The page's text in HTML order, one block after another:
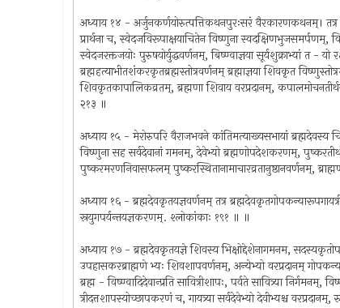
अध्याय १४ - अर्जुनकर्णयोरुत्पत्तिकथनपुरःसरं वैरकारणकथनम्। तत्र
प्रार्थना च, स्वेदजविरूपाक्षयाचितेन विष्णुना स्वदक्षिणभुजसमर्पणम्,
स्वेदजरक्तजयोः पुरुषयोर्युद्धवर्णनम्, बिष्ण्वाज्ञया सूर्यशुक्राभ्यां त -
ब्रह्महत्याभीतशंकरकृतब्रह्मस्तोत्रवर्णनम् ब्रह्माज्ञया शिवकृत
शिवकृतकापालिकव्रतम्, ब्रह्मणा शिवाय वरप्रदानम्,
२१३ ॥
अध्याय १५ - मेरोरुपरि वैराजभवने कांतिमत्याख्यसभायां ब्रह्मदेवस्य
विष्णुना सह सर्वदेवानां गमनम्, देवेभ्यो ब्रह्मणोपदेशकरणम्,
पुष्करमरणनिवासफलम् पुष्करस्थितानामाचारव्रतानुष्ठानवर्णनम्,
अध्याय १६ - ब्रह्मदेवकृतयज्ञवर्णनम् तत्र
स्रयुगपर्यन्तयज्ञकरणम्. श्लोकांकाः १९१ ॥ ॥
अध्याय १७ - ब्रह्मदेवकृतयज्ञे शिवस्य भिक्षोद्देशेनागमनम,
उपहासकरब्राह्मणे भ्यः शिवशापवर्णनम्, अन्येभ्यो वरप्रदानम्
ब्रह्म - विष्ण्वादिदेवान्प्रति सावित्रीशापः, पर्वते सावित्र्या
त्रीदत्तशापस्योच्छापकरणं च, गायत्र्या सर्वदेवेभ्यो देवीभ्यश्च